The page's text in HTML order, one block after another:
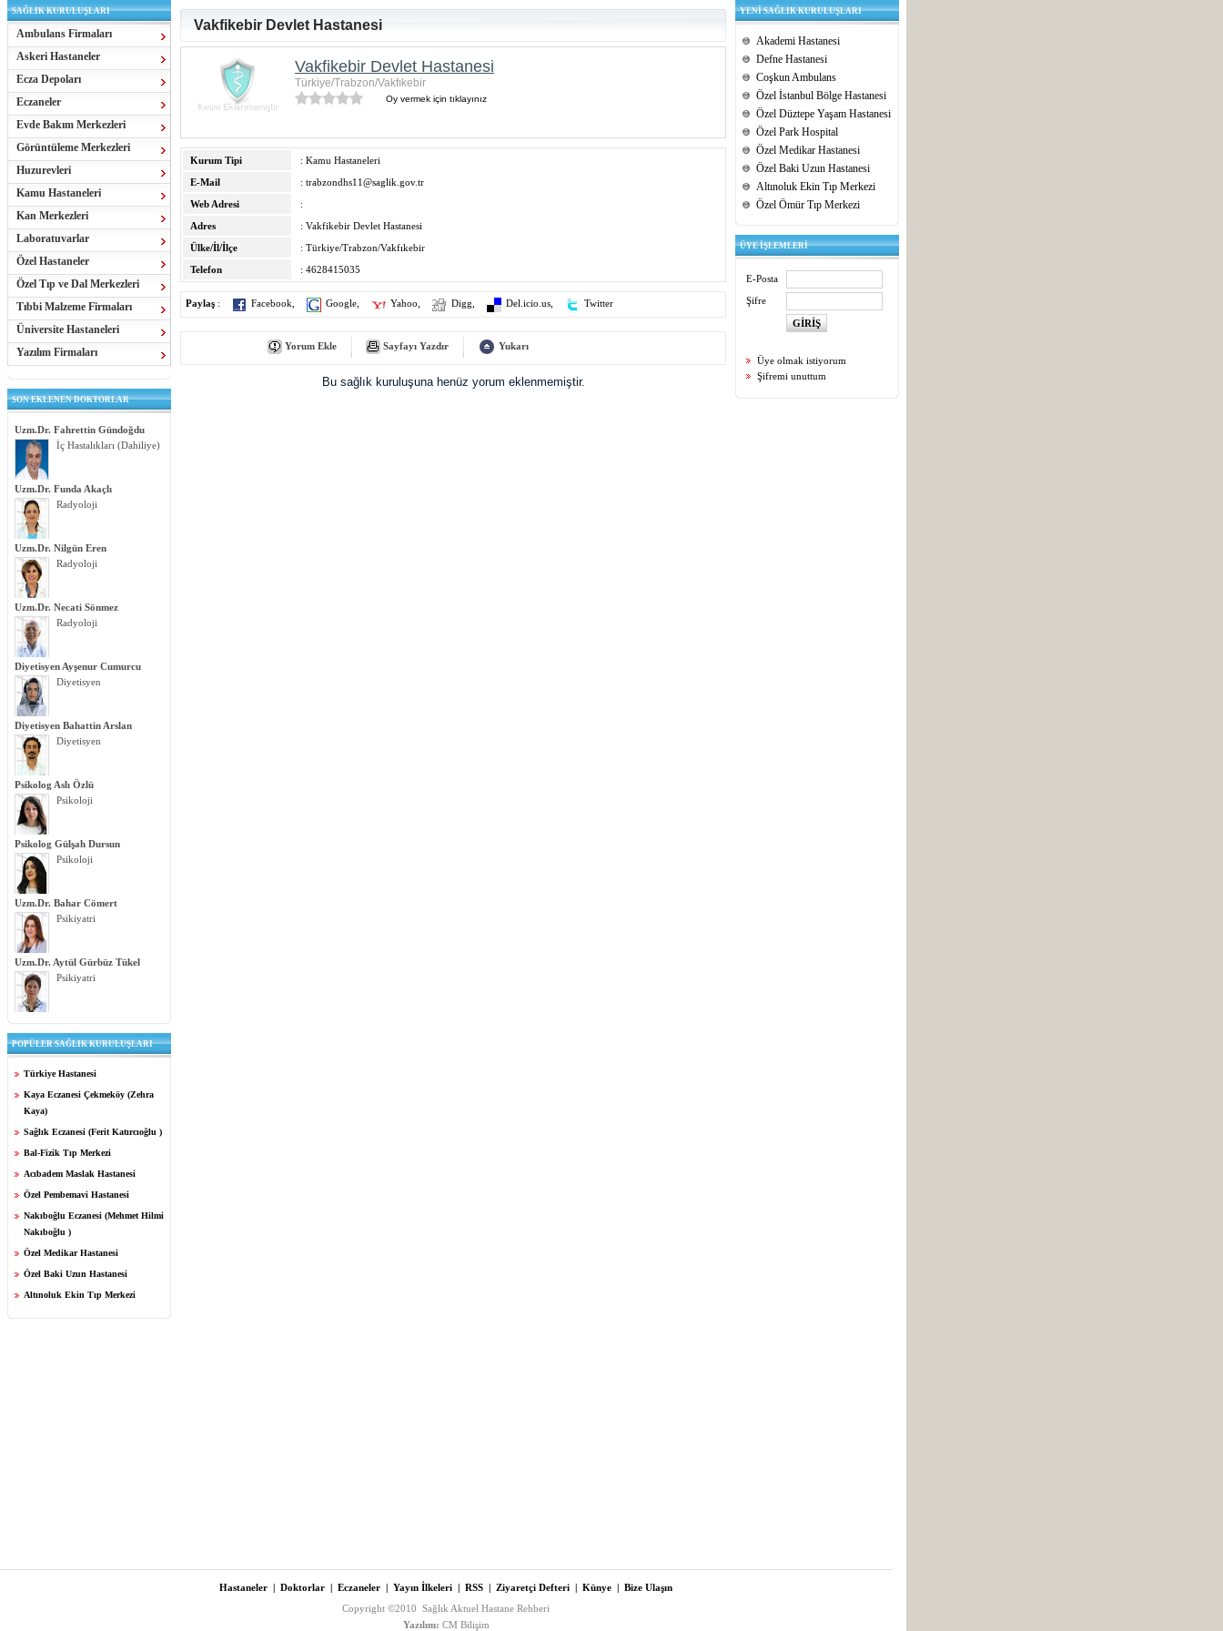
SAĞLIK KURULUŞLARI
Ambulans Firmaları
Askeri Hastaneler
Ecza Depoları
Eczaneler
Evde Bakım Merkezleri
Görüntüleme Merkezleri
Huzurevleri
Kamu Hastaneleri
Kan Merkezleri
Laboratuvarlar
Özel Hastaneler
Özel Tıp ve Dal Merkezleri
Tıbbi Malzeme Firmaları
Üniversite Hastaneleri
Yazılım Firmaları
SON EKLENEN DOKTORLAR
Uzm.Dr. Fahrettin Gündoğdu
İç Hastalıkları (Dahiliye)
Uzm.Dr. Funda Akaçlı
Radyoloji
Uzm.Dr. Nilgün Eren
Radyoloji
Uzm.Dr. Necati Sönmez
Radyoloji
Diyetisyen Ayşenur Cumurcu
Diyetisyen
Diyetisyen Bahattin Arslan
Diyetisyen
Psikolog Aslı Özlü
Psikoloji
Psikolog Gülşah Dursun
Psikoloji
Uzm.Dr. Bahar Cömert
Psikiyatri
Uzm.Dr. Aytül Gürbüz Tükel
Psikiyatri
POPÜLER SAĞLIK KURULUŞLARI
Türkiye Hastanesi
Kaya Eczanesi Çekmeköy (Zehra
Kaya)
Sağlık Eczanesi (Ferit Katırcıoğlu )
Bal-Fizik Tıp Merkezi
Acıbadem Maslak Hastanesi
Özel Pembemavi Hastanesi
Nakıboğlu Eczanesi (Mehmet Hilmi
Nakıboğlu )
Özel Medikar Hastanesi
Özel Baki Uzun Hastanesi
Altınoluk Ekin Tıp Merkezi
Vakfikebir Devlet Hastanesi
Vakfikebir Devlet Hastanesi
Türkiye/Trabzon/Vakfıkebir
Oy vermek için tıklayınız
Kurum Tipi
: Kamu Hastaneleri
E-Mail
: trabzondhs11@saglik.gov.tr
Web Adresi
:
Adres
: Vakfikebir Devlet Hastanesi
Ülke/İl/İlçe
: Türkiye/Trabzon/Vakfıkebir
Telefon
: 4628415035
Paylaş : Facebook Google Yahoo Digg Del.icio.us Twitter
Yorum Ekle Sayfayı Yazdır Yukarı
Bu sağlık kuruluşuna henüz yorum eklenmemiştir.
YENİ SAĞLIK KURULUŞLARI
Akademi Hastanesi
Defne Hastanesi
Coşkun Ambulans
Özel İstanbul Bölge Hastanesi
Özel Düztepe Yaşam Hastanesi
Özel Park Hospital
Özel Medikar Hastanesi
Özel Baki Uzun Hastanesi
Altınoluk Ekin Tıp Merkezi
Özel Ömür Tıp Merkezi
ÜYE İŞLEMLERİ
E-Posta
Şifre
Üye olmak istiyorum
Şifremi unuttum
Hastaneler | Doktorlar | Eczaneler | Yayın İlkeleri | RSS | Ziyaretçi Defteri | Künye | Bize Ulaşın
Copyright ©2010 Sağlık Aktuel Hastane Rehberi
Yazılım: CM Bilişim